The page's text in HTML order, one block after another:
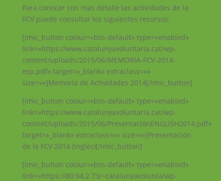
Para conocer con más detalle las actividades de la
FCV puede consultar los siguientes recursos:
[imic_button colour=»btn-default» type=»enabled»
link=»https://www.catalunyavoluntaria.cat/wp-
content/uploads/2015/06/MEMORIA-FCV-2014-
esp.pdf» target=»_blank» extraclass=»»
size=»»]Memoria de Actividades 2014[/imic_button]
[imic_button colour=»btn-default» type=»enabled»
link=»https://www.catalunyavoluntaria.cat/wp-
content/uploads/2015/06/PresentaciónENGLISH2014.pdf»
target=»_blank» extraclass=»» size=»»]Presentación
de la FCV 2014 (inglés)[/imic_button]
[imic_button colour=»btn-default» type=»enabled»
link=»https://80.94.2.73/~catalunyavolunta/wp-